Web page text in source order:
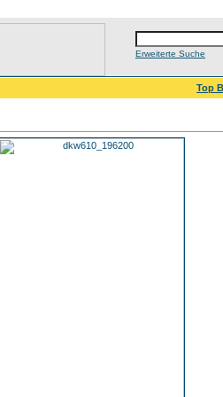
Erweiterte Suche
Top